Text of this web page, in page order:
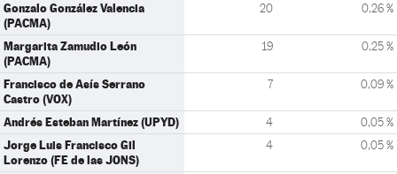
Gonzalo González Valencia
(PACMA)
20 0,26 %
Margarita Zamudio León
(PACMA)
19 0,25 %
Francisco de Asís Serrano
Castro (VOX)
7 0,09 %
Andrés Esteban Martínez (UPYD) 4 0,05 %
Jorge Luis Francisco Gil
Lorenzo (FE de las JONS)
4 0,05 %